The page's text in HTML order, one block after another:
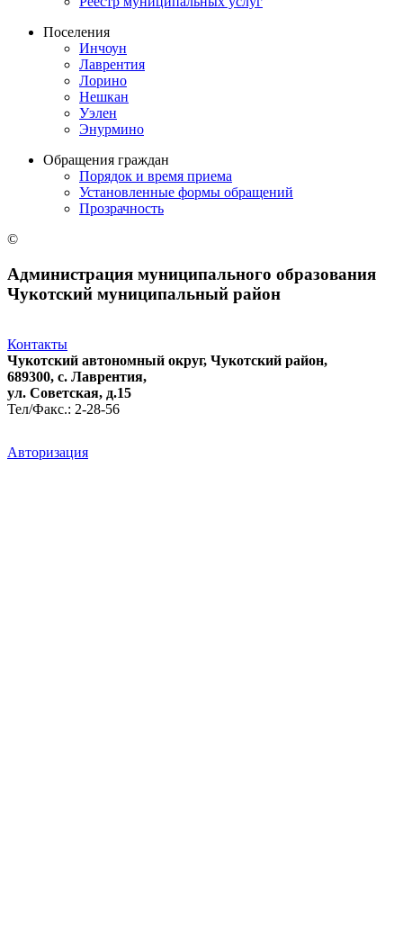
Поселения
Инчоун
Лаврентия
Лорино
Нешкан
Уэлен
Энурмино
Обращения граждан
Порядок и время приема
Установленные формы обращений
Прозрачность
©
Администрация муниципального образования
Чукотский муниципальный район
Контакты
Чукотский автономный округ, Чукотский район,
689300, с. Лаврентия,
ул. Советская, д.15
Тел/Факс.: 2-28-56
Авторизация